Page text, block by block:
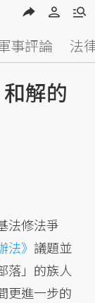
事評論 法
解的
法修法爭
法》 議題並
落」的族人
更進一步的